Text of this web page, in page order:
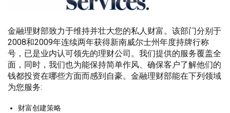
金融理财部致力于维持并壮大您的私人财富。该部门分别于
2008和2009年连续两年获得新南威尔士州年度持牌行称
号，已是业内认可领先的理财公司。我们提供的服务覆盖全
面，同时，我们也为能保持简单作风、确保客户了解他们的
钱都投资在哪些方面而感到自豪。金融理财部能在下列领域
为您服务:
财富创建策略